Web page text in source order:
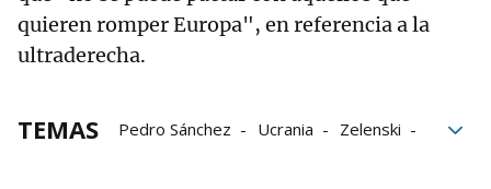
quieren romper Europa", en referencia a la
ultraderecha.
TEMAS Pedro Sánchez Ucrania
Zelenski